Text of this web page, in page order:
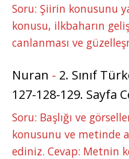
Soru: Şiirin konusunu
konusu, ilkbaharın
canlanması ve
Nuran - 2. Sınıf
127-128-129. Sayfa
Soru: Başlığı ve
konusunu ve metinde
ediniz. Cevap: Metnin